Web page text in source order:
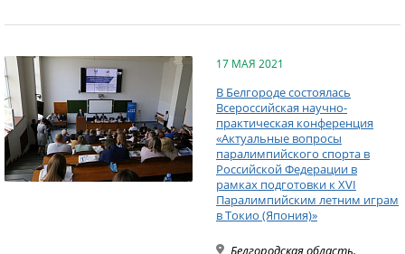
17 МАЯ 2021
В Белгороде состоялась
Всероссийская научно-
практическая конференция
«Актуальные вопросы
паралимпийского спорта в
Российской Федерации в
рамках подготовки к XVI
Паралимпийским летним играм
в Токио (Япония)»
Белгородская область,